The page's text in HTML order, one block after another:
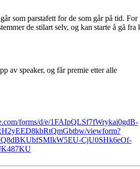
som parstafett for de som går på tid. For
de stilart selv, og kan starte å gå fra
av speaker, og får premie etter alle
forms/d/e/1FAIpQLSf7fWrykai0gdB-
viewform?
CjU0SHk6eOf-